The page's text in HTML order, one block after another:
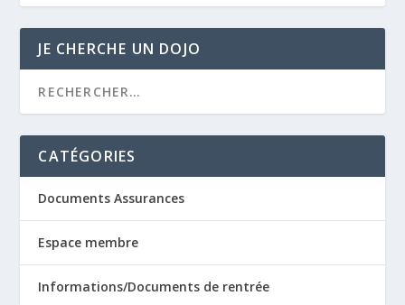
JE CHERCHE UN DOJO
CATÉGORIES
Documents Assurances
Espace membre
Informations/Documents de rentrée